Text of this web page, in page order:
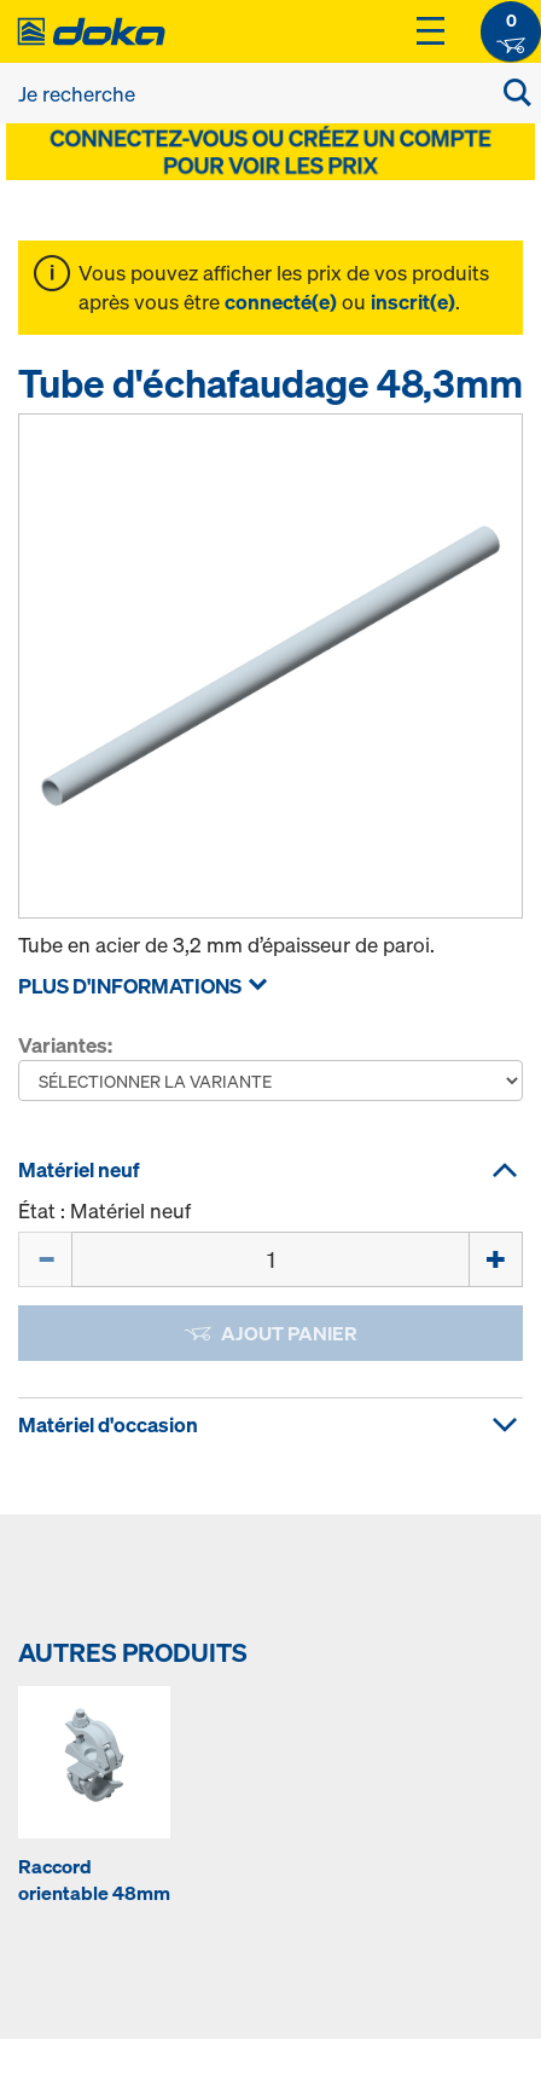
0
Vous pouvez afficher les prix de vos produits
après vous êtreconnecté(e)ou inscrit(e).
Tube d'échafaudage 48,3mm
Tube en acier de 3,2 mm d’épaisseur de paroi.
PLUS D'INFORMATIONS
Variantes:
Matériel neuf
État : Matériel neuf
AJOUT PANIER
Matériel d'occasion
AUTRES PRODUITS
Raccord
orientable 48mm